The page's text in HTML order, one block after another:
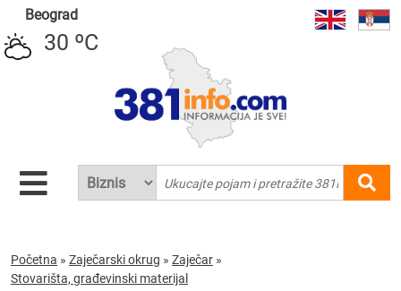
Beograd
30 ºC
Početna » Zaječarski okrug » Zaječar »
Stovarišta, građevinski materijal